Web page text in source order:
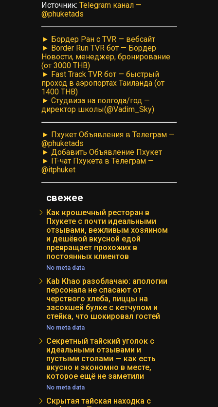
Источник: Telegram канал —
@phuketads
► Бордер Ран с TVR — вебсайт
► Border Run TVR бот — Бордер
Новости, менеджер, бронирование
(от 3000 THB)
► Fast Track TVR бот — быстрый
проход в аэропортах Таиланда (от
1400 THB)
► Студвиза на полгода/год —
директор школы(@Vadim_Sky)
► Пхукет Объявления в Телеграм —
@phuketads
► Добавить Объявление Пхукет
► IT-чат Пхукета в Телеграм —
@itphuket
свежее
Как крошечный ресторан в
Пхукете с почти идеальными
отзывами, вежливым хозяином
и дешёвой вкусной едой
превращает прохожих в
постоянных клиентов
No meta data
Kab Khao разоблачаю: апологии
персонала не спасают от
черствого хлеба, пиццы на
засохшей булке с кетчупом и
стейка, что шокировал гостей
No meta data
Секретный тайский уголок с
идеальными отзывами и
пустыми столами — как есть
вкусно и экономно в месте,
которое ещё не заметили
No meta data
Скрытая тайская находка с